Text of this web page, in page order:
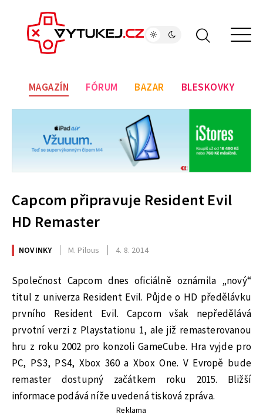
MAGAZÍN FÓRUM BAZAR BLESKOVKY
Capcom připravuje Resident Evil
HD Remaster
NOVINKY M. Pilous 4. 8. 2014
Společnost Capcom dnes oficiálně oznámila „nový“
titul z univerza Resident Evil. Půjde o HD předělávku
prvního Resident Evil. Capcom však nepředělává
prvotní verzi z Playstationu 1, ale již remasterovanou
hru z roku 2002 pro konzoli GameCube. Hra vyjde pro
PC, PS3, PS4, Xbox 360 a Xbox One. V Evropě bude
remaster dostupný začátkem roku 2015. Bližší
informace podává níže uvedená tisková zpráva.
Reklama